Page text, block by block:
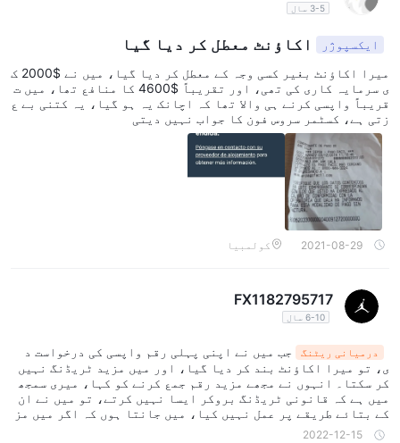
3-5 سال
ایکسپوژر اکاؤنٹ معطل کر دیا گیا
میرا اکاؤنٹ بغیر کسی وجہ کے معطل کر دیا گیا، میں نے $2000 ک
ی سرمایہ کاری کی تھی، اور تقریباً $4600 کا منافع تھا، میں ت
قریباً واپسی کرنے ہی والا تھا کہ اچانک یہ ہو گیا، یہ کتنی بے ع
زتی ہے، کسٹمر سروس فون کا جواب نہیں دیتی
2021-08-29 کولمبیا
FX1182795717
6-10 سال
درمیانی ریٹنگ
جب میں نے اپنی پہلی رقم واپسی کی درخواست د
ی، تو میرا اکاؤنٹ بند کر دیا گیا، اور میں مزید ٹریڈنگ نہیں
کر سکتا۔ انہوں نے مجھے مزید رقم جمع کرنے کو کہا، میری سمجھ
میں ہے کہ قانونی ٹریڈنگ بروکر ایسا نہیں کرتے، تو میں نے ان
کے بتائے طریقے پر عمل نہیں کیا، میں جانتا ہوں کہ اگر میں مز
ید رقم جمع کرتا ہوں تو میری رقم واپس نہیں ملے گی۔
2022-12-15